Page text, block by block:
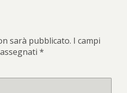
sarà pubblicato. I campi
*